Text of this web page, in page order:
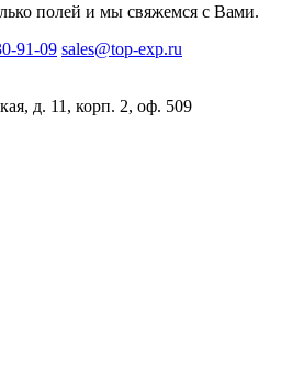
полей и мы свяжемся с Вами.
91-09 sales@top-exp.ru
д. 11, корп. 2, оф. 509